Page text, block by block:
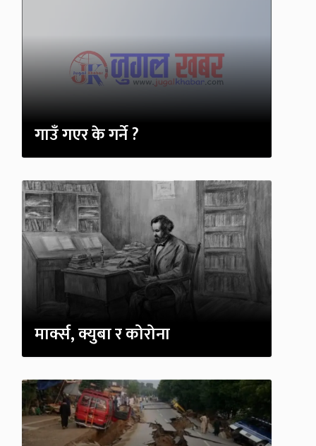
गाउँ गएर के गर्ने ?
मार्क्स, क्युबा र कोरोना